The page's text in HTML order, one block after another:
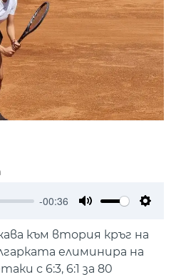
-00:36
към втория кръг на
елиминира на
с 6:3, 6:1 за 80